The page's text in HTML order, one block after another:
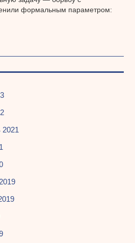
формальным параметром: